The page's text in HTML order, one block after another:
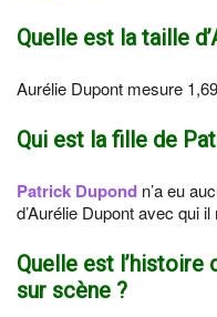
Quelle est la taille
Aurélie Dupont mesure
Qui est la fille de
Patrick Dupond n’a eu
d’Aurélie Dupont avec qui il
Quelle est l’histoire
sur scène ?